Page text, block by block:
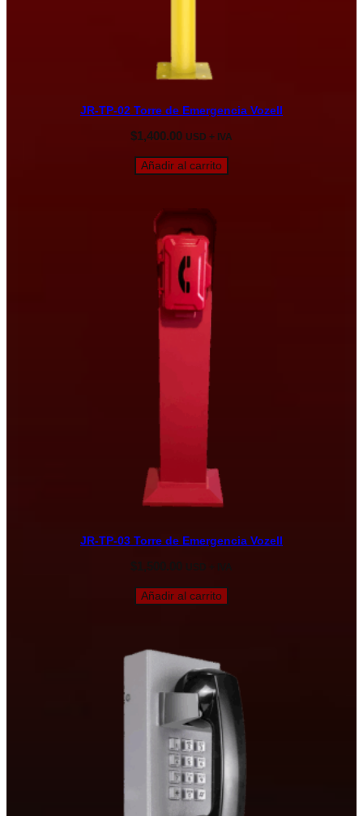
JR-TP-02 Torre de Emergencia Vozell
$1,400.00 USD + IVA
Añadir al carrito
JR-TP-03 Torre de Emergencia Vozell
$1,500.00 USD + IVA
Añadir al carrito